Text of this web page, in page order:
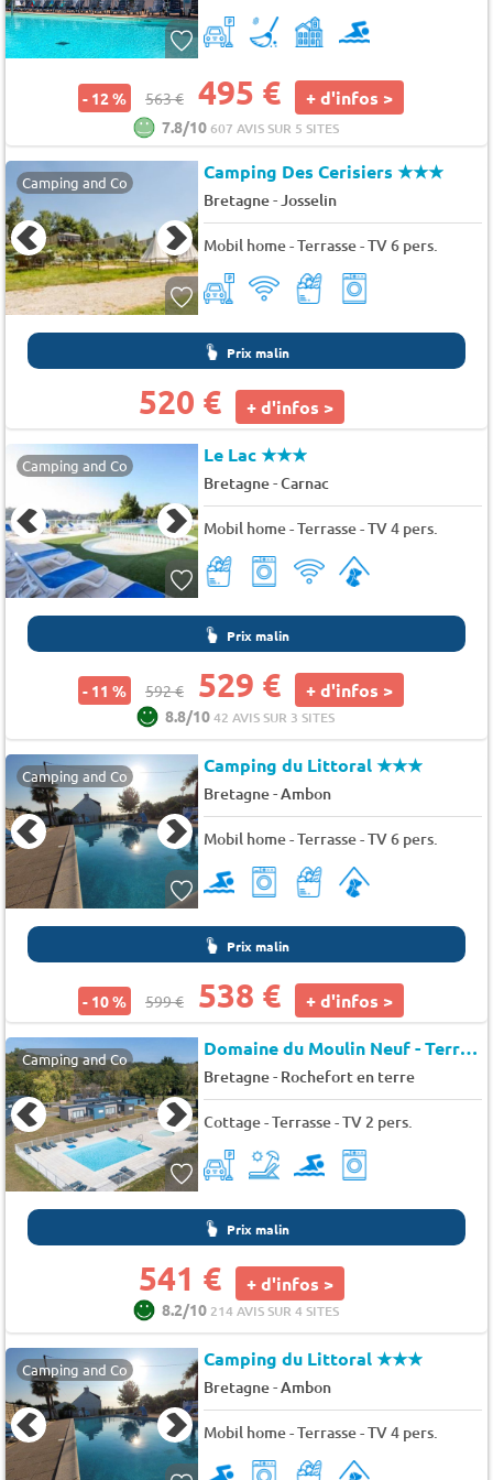
- 12 % 563 € 495 € + d'infos >
7.8/10607 AVIS SUR 5 SITES
Camping and Co Camping Des Cerisiers★★★
Bretagne-Josselin
Mobil home - Terrasse - TV 6 pers.
Prix malin
520 € + d'infos >
Camping and Co Le Lac★★★
Bretagne-Carnac
Mobil home - Terrasse - TV 4 pers.
Prix malin
- 11 % 592 € 529 € + d'infos >
8.8/1042 AVIS SUR 3 SITES
Camping and Co Camping du Littoral★★★
Bretagne-Ambon
Mobil home - Terrasse - TV 6 pers.
Prix malin
- 10 % 599 € 538 € + d'infos >
Camping and Co Domaine du Moulin Neuf - Terres de France
Bretagne- Rochefort en terre
Cottage - Terrasse - TV 2 pers.
Prix malin
541 € + d'infos >
8.2/10 214 AVIS SUR 4 SITES
Camping and Co Camping du Littoral★★★
Bretagne-Ambon
Mobil home - Terrasse - TV 4 pers.